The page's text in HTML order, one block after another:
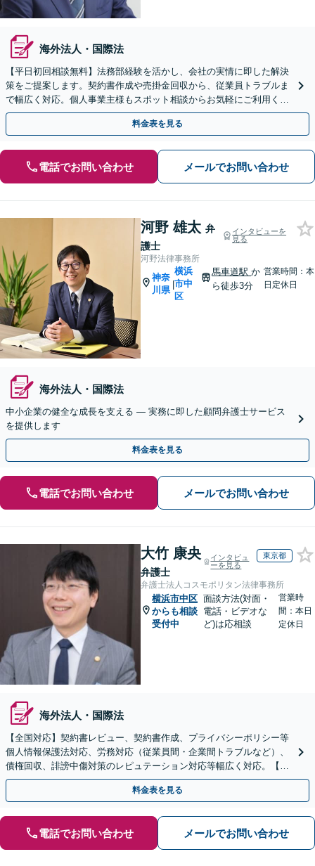
海外法人・国際法
【平日初回相談無料】法務部経験を活かし、会社の実情に即した解決
策をご提案します。契約書作成や売掛金回収から、従業員トラブルま
で幅広く対応。個人事業主様もスポット相談からお気軽にご利用くだ
さい。【Web面談可】
料金表を見る
電話でお問い合わせ メールでお問い合わせ
河野 雄太 弁
護士
インタビューを
見る
河野法律事務所
神奈
川県
|
横浜
市中
区
馬車道駅か
ら徒歩3分
営業時間：本
日定休日
海外法人・国際法
中小企業の健全な成長を支える ― 実務に即した顧問弁護士サービス
を提供します
料金表を見る
電話でお問い合わせ メールでお問い合わせ
大竹 康央
弁護士
インタビュ
ーを見る
東京都
弁護士法人コスモポリタン法律事務所
横浜市中区
からも相談
受付中
面談方法(対面・
電話・ビデオな
ど)は応相談
営業時
間：本日
定休日
海外法人・国際法
【全国対応】契約書レビュー、契約書作成、プライバシーポリシー等
個人情報保護法対応、労務対応（従業員間・企業間トラブルなど）、
債権回収、誹謗中傷対策のレピュテーション対応等幅広く対応。【安
心・明確な料金体系】【オンライン相談可】
料金表を見る
電話でお問い合わせ メールでお問い合わせ